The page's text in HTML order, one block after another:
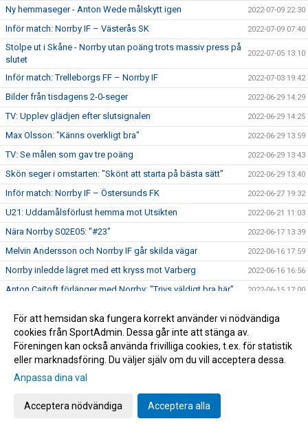
Ny hemmaseger - Anton Wede målskytt igen 2022-07-09 22:30
Inför match: Norrby IF – Västerås SK 2022-07-09 07:40
Stolpe ut i Skåne - Norrby utan poäng trots massiv press på
slutet
2022-07-05 13:10
Inför match: Trelleborgs FF – Norrby IF 2022-07-03 19:42
Bilder från tisdagens 2-0-seger 2022-06-29 14:29
TV: Upplev glädjen efter slutsignalen 2022-06-29 14:25
Max Olsson: "Känns overkligt bra" 2022-06-29 13:59
TV: Se målen som gav tre poäng 2022-06-29 13:43
Skön seger i omstarten: "Skönt att starta på bästa sätt" 2022-06-29 13:40
Inför match: Norrby IF – Östersunds FK 2022-06-27 19:32
U21: Uddamålsförlust hemma mot Utsikten 2022-06-21 11:03
Nära Norrby S02E05: "#23" 2022-06-17 13:39
Melvin Andersson och Norrby IF går skilda vägar 2022-06-16 17:59
Norrby inledde lägret med ett kryss mot Varberg 2022-06-16 16:56
Anton Cajtoft förlänger med Norrby: "Trivs väldigt bra här" 2022-06-15 17:00
Inga poäng när Norrby avslutade vårsäsongen
TV: Max Olsson om att äntligen vara tillbaka i truppen 2022-05-27 17:44
Inför match: IK Brage – Norrby IF
Norrby IF och Abbas Mohamad går skilda vägar
U21: Tung kväll på Borås Arena
För att hemsidan ska fungera korrekt använder vi nödvändiga
cookies från SportAdmin. Dessa går inte att stänga av.
Föreningen kan också använda frivilliga cookies, t.ex. för statistik
eller marknadsföring. Du väljer själv om du vill acceptera dessa.
Anpassa dina val
Acceptera nödvändiga Acceptera alla